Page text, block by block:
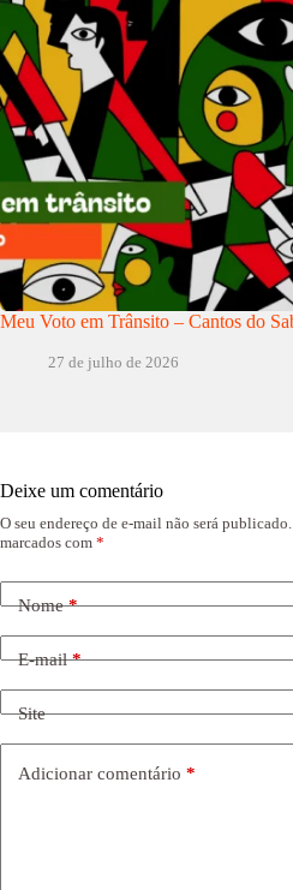
Meu Voto em Trânsito – Cantos do
27 de julho de 2026
Deixe um comentário
O seu endereço de e-mail não será publicado.
marcados com *
Nome*
E-mail*
Site
Adicionar comentário *